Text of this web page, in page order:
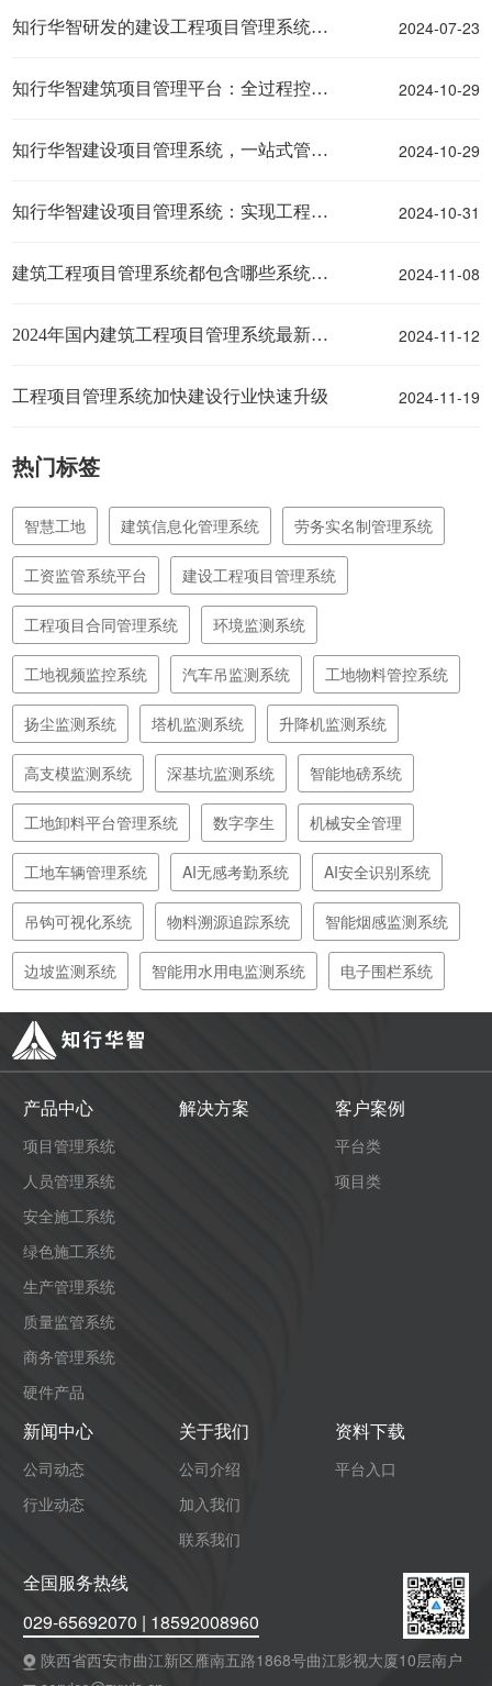
知行华智研发的建设工程项目管理系统对于建筑行业有用吗？ 2024-07-23
知行华智建筑项目管理平台：全过程控制云平台！ 2024-10-29
知行华智建设项目管理系统，一站式管理系统 2024-10-29
知行华智建设项目管理系统：实现工程项目全流程精准管理！ 2024-10-31
建筑工程项目管理系统都包含哪些系统和内容？ 2024-11-08
2024年国内建筑工程项目管理系统最新排名 2024-11-12
工程项目管理系统加快建设行业快速升级 2024-11-19
热门标签
智慧工地 建筑信息化管理系统 劳务实名制管理系统
工资监管系统平台 建设工程项目管理系统
工程项目合同管理系统 环境监测系统
工地视频监控系统 汽车吊监测系统 工地物料管控系统
扬尘监测系统 塔机监测系统 升降机监测系统
高支模监测系统 深基坑监测系统 智能地磅系统
工地卸料平台管理系统 数字孪生 机械安全管理
工地车辆管理系统 AI无感考勤系统 AI安全识别系统
吊钩可视化系统 物料溯源追踪系统 智能烟感监测系统
边坡监测系统 智能用水用电监测系统 电子围栏系统
产品中心
项目管理系统
人员管理系统
安全施工系统
绿色施工系统
生产管理系统
质量监管系统
商务管理系统
硬件产品
解决方案 客户案例
平台类
项目类
新闻中心
公司动态
行业动态
关于我们
公司介绍
加入我们
联系我们
资料下载
平台入口
全国服务热线
029-65692070 | 18592008960
陕西省西安市曲江新区雁南五路1868号曲江影视大厦10层南户